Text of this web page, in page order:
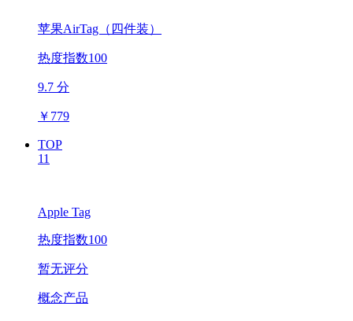
苹果AirTag（四件装）
热度指数100
9.7 分
￥ 779
TOP
11
Apple Tag
热度指数100
暂无评分
概念产品